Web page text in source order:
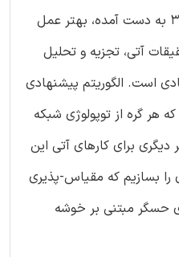
بدترین حالت نسبت کارایی 3/2 به دست آمده، بهتر عمل
آتی، تجزیه و تحلیل
است. الگوریتم پیشنهادی
هر گره از توپولوژی شبکه
برای کارهای آتی این
را بسازیم که مقیاس-پذیری
حسگر مبتنی بر خوشه